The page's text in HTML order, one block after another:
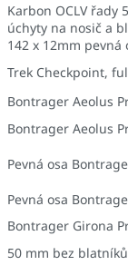
Karbon OCLV
úchyty na nosič a
142 x 12mm pevná
Trek Checkpoint,
Bontrager Aeolus
Bontrager Aeolus
Pevná osa
Pevná osa
Bontrager Girona
50 mm bez